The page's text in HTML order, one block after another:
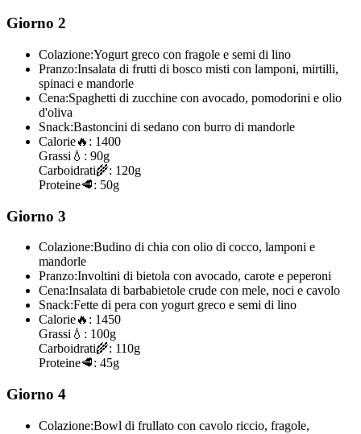
Giorno 2
Colazione:Yogurt greco con fragole e semi di lino
Pranzo:Insalata di frutti di bosco misti con lamponi, mirtilli,
spinaci e mandorle
Cena:Spaghetti di zucchine con avocado, pomodorini e olio
d'oliva
Snack:Bastoncini di sedano con burro di mandorle
Calorie🔥: 1400
Grassi 💧: 90g
Carboidrati🌾: 120g
Proteine🥩: 50g
Giorno 3
Colazione:Budino di chia con olio di cocco, lamponi e
mandorle
Pranzo:Involtini di bietola con avocado, carote e peperoni
Cena:Insalata di barbabietole crude con mele, noci e cavolo
Snack:Fette di pera con yogurt greco e semi di lino
Calorie🔥: 1450
Grassi 💧: 100g
Carboidrati🌾: 110g
Proteine🥩: 45g
Giorno 4
Colazione:Bowl di frullato con cavolo riccio, fragole,